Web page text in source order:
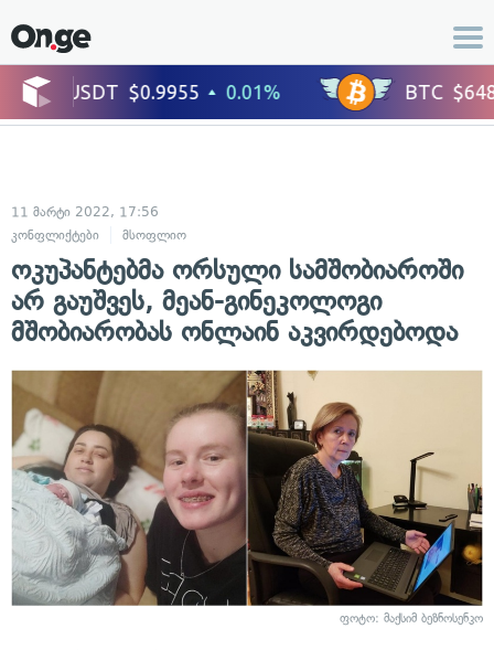
11 მარტი 2022, 17:56
კონფლიქტები
მსოფლიო
ოკუპანტებმა ორსული სამშობიაროში
არ გაუშვეს, მეან-გინეკოლოგი
მშობიარობას ონლაინ აკვირდებოდა
ფოტო: მაქსიმ ბეზნოსენკო